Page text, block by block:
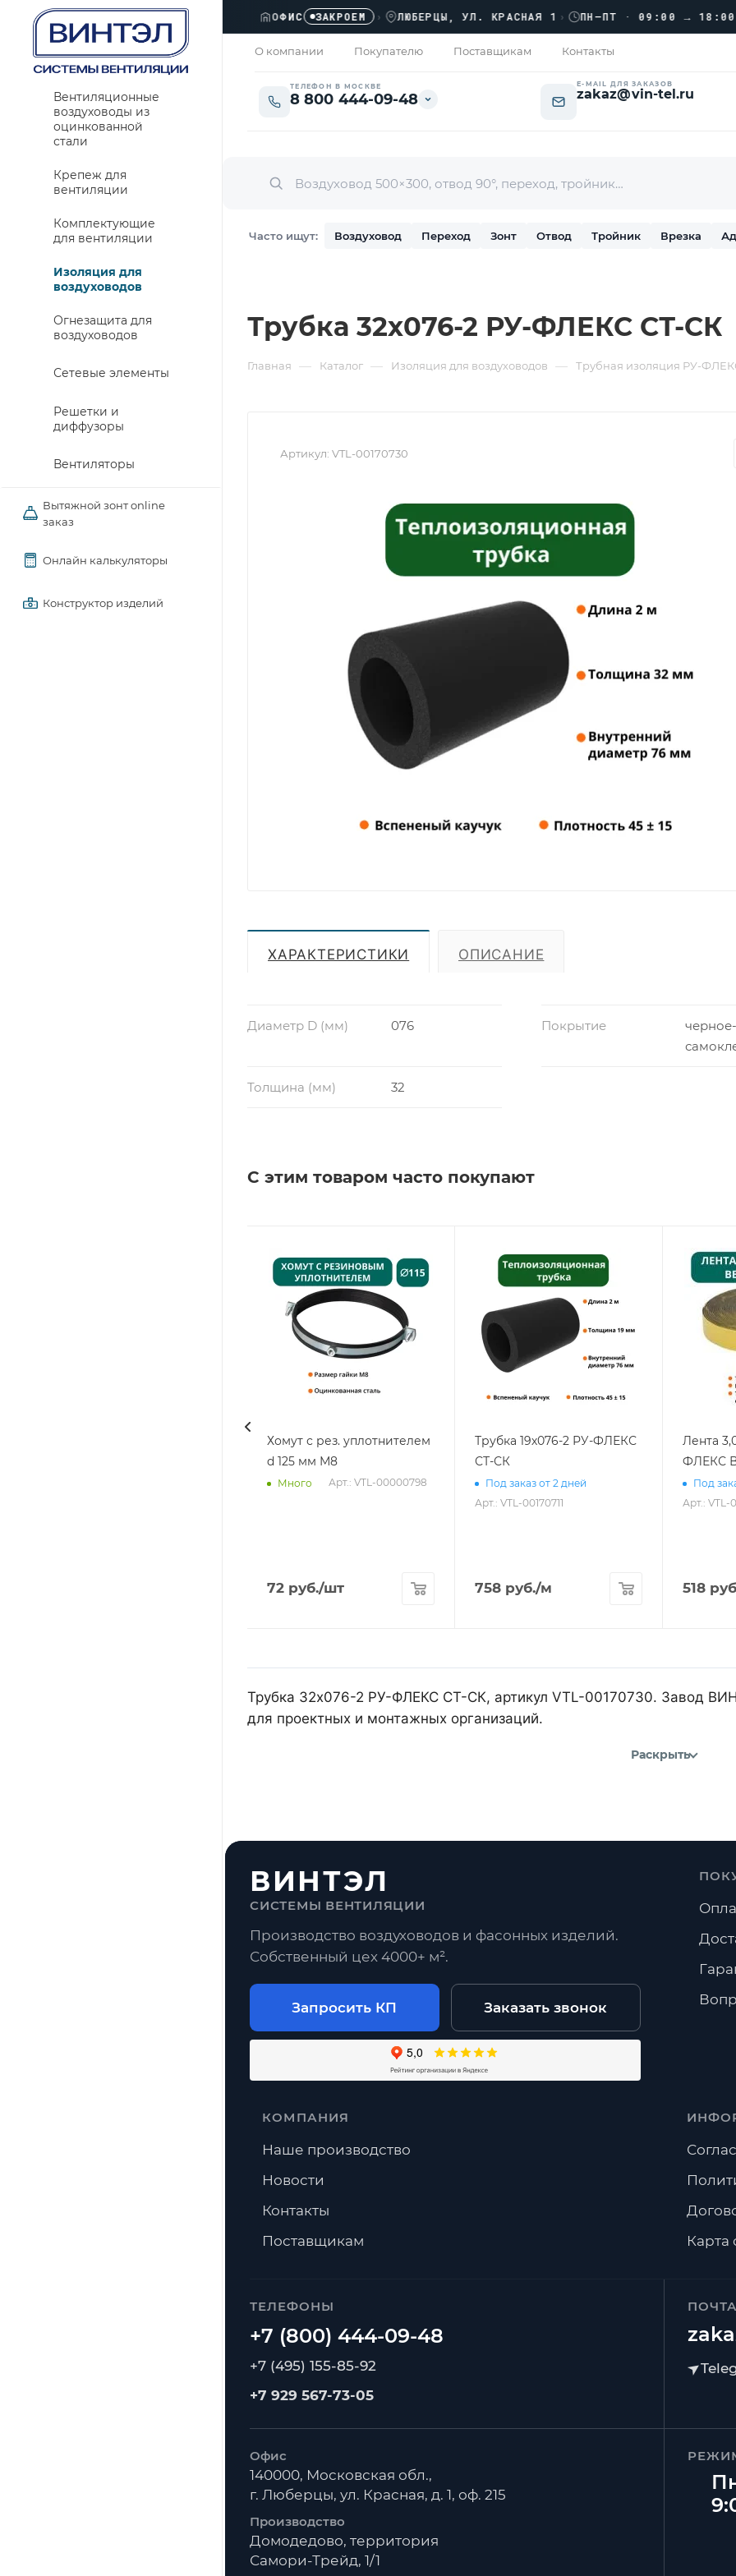
ОФИС ЗАКРОЕМ › ЛЮБЕРЦЫ, УЛ. КРАСНАЯ 1› ПН–ПТ · 09:00 → 18:00
О компании Покупателю Поставщикам Контакты
ТЕЛЕФОН В МОСКВЕ
8 800 444-09-48
E-MAIL ДЛЯ ЗАКАЗОВ
zakaz@vin-tel.ru
Часто ищут: Воздуховод Переход Зонт Отвод Тройник Врезка
Вентиляционные
воздуховоды из
оцинкованной
стали
Крепеж для
вентиляции
Комплектующие
для вентиляции
Изоляция для
воздуховодов
Огнезащита для
воздуховодов
Сетевые элементы
Решетки и
диффузоры
Вентиляторы
Вытяжной зонт online
заказ
Онлайн калькуляторы
Конструктор изделий
Трубка 32х076-2 РУ-ФЛЕКС СТ-СК
Главная — Каталог — Изоляция для воздуховодов — Трубная изоляция РУ-
Артикул: VTL-00170730
ХАРАКТЕРИСТИКИ ОПИСАНИЕ
Диаметр D (мм) 076 Покрытие
черное-
Толщина (мм) 32
С этим товаром часто покупают
Хомут с рез. уплотнителем
d 125 мм М8
Много Арт.: VTL-00000798
72 руб./шт
Трубка 19х076-2 РУ-ФЛЕКС
СТ-СК
Под заказ от 2 дней
Арт.: VTL-00170711
758 руб./м
Лента
ФЛЕКС
Под
Арт.: VTL-
518
Трубка 32х076-2 РУ-ФЛЕКС СТ-СК, артикул VTL-00170730. Завод
для проектных и монтажных организаций.
Раскрыть
ВИНТЭЛ
СИСТЕМЫ ВЕНТИЛЯЦИИ
Производство воздуховодов и фасонных изделий.
Собственный цех 4000+ м².
Запросить КП Заказать звонок
ТЕЛЕФОНЫ
+7 (495) 155-85-92
+7 929 567-73-05
ПОЧТА
Офис
140000, Московская обл.,
г. Люберцы, ул. Красная, д. 1, оф. 215
Производство
Домодедово, территория
Самори-Трейд, 1/1
КОМПАНИЯ
Наше производство
Новости
Контакты
Поставщикам
Карта